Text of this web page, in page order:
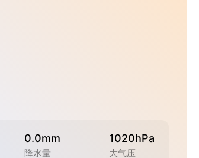
0.0mm
降水量
1020hPa
大气压